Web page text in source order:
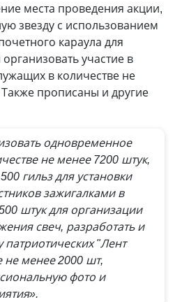
места проведения акции,
звезду с использованием
караула для
участие в
в количестве не
прописаны и другие
одновременное
не менее 7200 штук,
гильз для установки
зажигалками в
штук для организации
свеч, разработать и
патриотических "Лент
не менее 2000 шт,
фото и